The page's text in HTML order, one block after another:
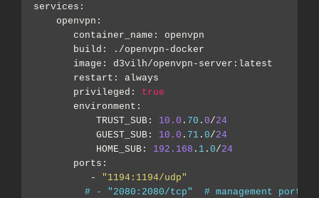
services:
    openvpn:
       container_name: openvpn
       build: ./openvpn-docker
       image: d3vilh/openvpn-server:latest
       restart: always
       privileged:
true
       environment:
           TRUST_SUB:
10.0 . 70 . 0/24
           GUEST_SUB:
10.0 . 71 . 0/24
           HOME_SUB:
192.168 . 1 . 0/24
       ports:
          -
"1194:1194/udp"
# - "2080:2080/tcp"  # management